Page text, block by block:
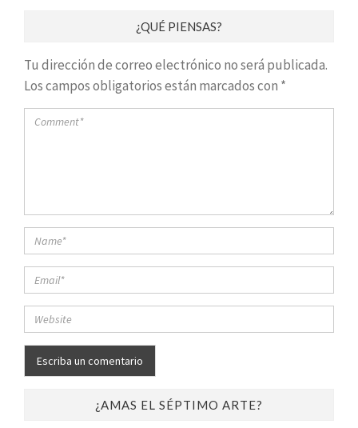
¿QUÉ PIENSAS?
Tu dirección de correo electrónico no será publicada.
Los campos obligatorios están marcados con *
¿AMAS EL SÉPTIMO ARTE?